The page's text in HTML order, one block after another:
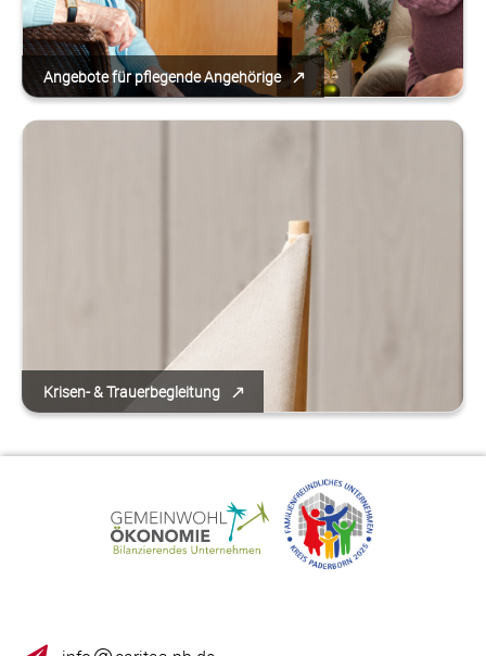
Angebote für pflegende Angehörige
Krisen- & Trauerbegleitung